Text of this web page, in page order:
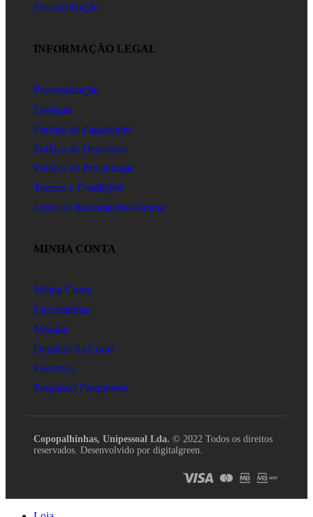
Personalização
INFORMAÇÃO LEGAL
Personalização
Entregas
Formas de Pagamento
Política de Descontos
Política de Privacidade
Termos e Condições
Livro de Reclamações Online
MINHA CONTA
Minha Conta
Encomendas
Morada
Detalhes da Conta
Favoritos
Perguntas Frequentes
Copopalhinhas, Unipessoal Lda. © 2022 Todos os direitos
reservados. Desenvolvido por digitalgreen.